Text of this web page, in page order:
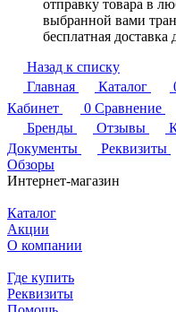
отправку товара в
выбранной вами
бесплатная доставка
Назад к списку
Главная
Каталог
Кабинет
0 Сравнение
Бренды
Отзывы
Документы
Реквизиты
Обзоры
Интернет-магазин
Каталог
Акции
О компании
Где купить
Реквизиты